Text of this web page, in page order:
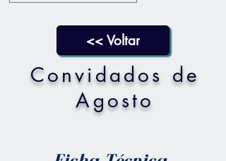
<< Voltar
Convidados de
Agosto